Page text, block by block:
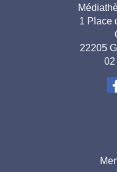
Adresse
pied de
1 Place
22205
02